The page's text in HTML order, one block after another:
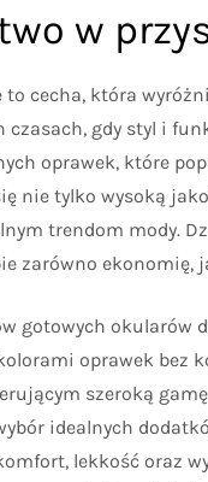
w
cecha, która
gdy styl i
oprawek, które
nie tylko wysoką
trendom mody.
zarówno ekonomię,
gotowych okularów
oprawek bez
szeroką
idealnych
lekkość oraz